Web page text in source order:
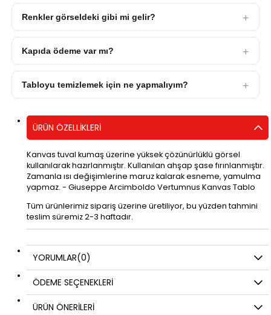
Renkler görseldeki gibi mi gelir?
Kapıda ödeme var mı?
Tabloyu temizlemek için ne yapmalıyım?
ÜRÜN ÖZELLIKLERI
Kanvas tuval kumaş üzerine yüksek çözünürlüklü görsel
kullanılarak hazırlanmıştır. Kullanılan ahşap şase fırınlanmıştır.
Zamanla ısı değişimlerine maruz kalarak esneme, yamulma
yapmaz. - Giuseppe Arcimboldo Vertumnus Kanvas Tablo
Tüm ürünlerimiz sipariş üzerine üretiliyor, bu yüzden tahmini
teslim süremiz 2-3 haftadır.
YORUMLAR(0)
ÖDEME SEÇENEKLERI
ÜRÜN ÖNERILERI